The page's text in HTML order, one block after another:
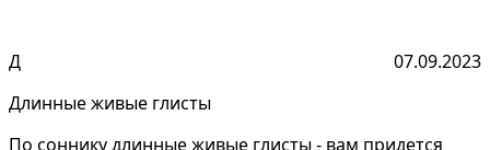
Д
07.09.2023
Длинные живые глисты
По соннику длинные живые глисты - вам придется